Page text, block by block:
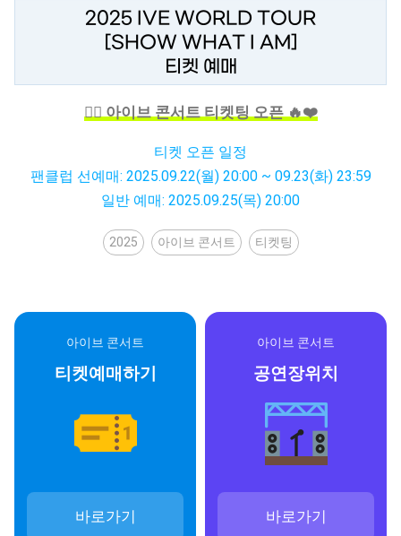
2025 IVE WORLD TOUR
[SHOW WHAT I AM]
티켓 예매
❤️‍🔥 아이브 콘서트 티켓팅 오픈 🔥❤️‍
티켓 오픈 일정
팬클럽 선예매: 2025.09.22(월) 20:00 ~ 09.23(화) 23:59
일반 예매: 2025.09.25(목) 20:00
2025 아이브 콘서트 티켓팅
아이브 콘서트
티켓예매하기
바로가기
아이브 콘서트
공연장위치
바로가기